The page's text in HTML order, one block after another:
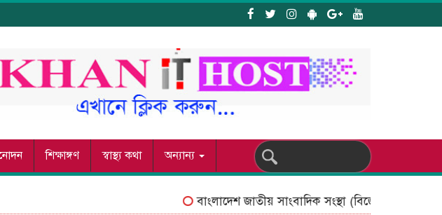
শিক্ষাঙ্গণ স্বাস্থ্য কথা অন্যান্য
বাংলাদেশ জাতীয় সাংবাদিক সংস্থা (বিজেএসএস)